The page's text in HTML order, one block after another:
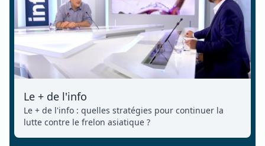
Le + de l'info
Le + de l'info : quelles stratégies pour continuer la
lutte contre le frelon asiatique ?